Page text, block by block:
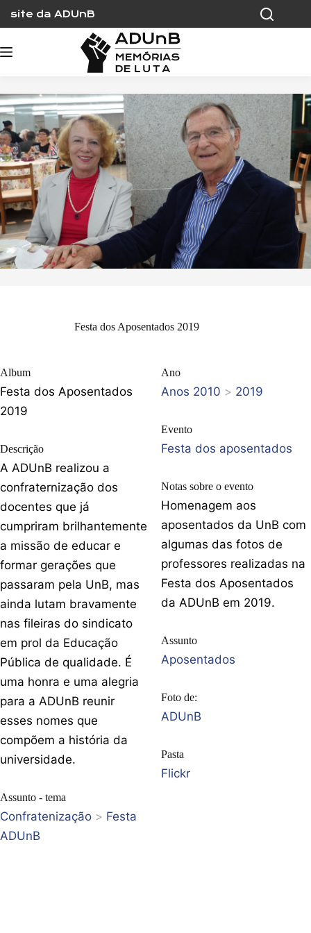
content
site da ADUnB
Festa dos Aposentados 2019
Album
Festa dos Aposentados
2019
Descrição
A ADUnB realizou a
confraternização dos
docentes que já
cumpriram brilhantemente
a missão de educar e
formar gerações que
passaram pela UnB, mas
ainda lutam bravamente
nas fileiras do sindicato
em prol da Educação
Pública de qualidade. É
uma honra e uma alegria
para a ADUnB reunir
esses nomes que
compõem a história da
universidade.
Assunto - tema
Confratenização > Festa
ADUnB
Ano
Anos 2010 > 2019
Evento
Festa dos aposentados
Notas sobre o evento
Homenagem aos
aposentados da UnB com
algumas das fotos de
professores realizadas na
Festa dos Aposentados
da ADUnB em 2019.
Assunto
Aposentados
Foto de:
ADUnB
Pasta
Flickr